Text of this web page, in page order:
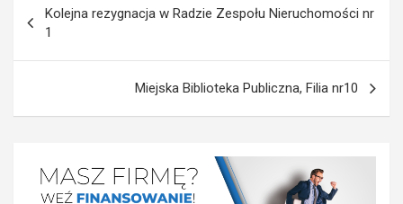
wpisu
Kolejna rezygnacja w Radzie Zespołu Nieruchomości nr
1
Miejska Biblioteka Publiczna, Filia nr10